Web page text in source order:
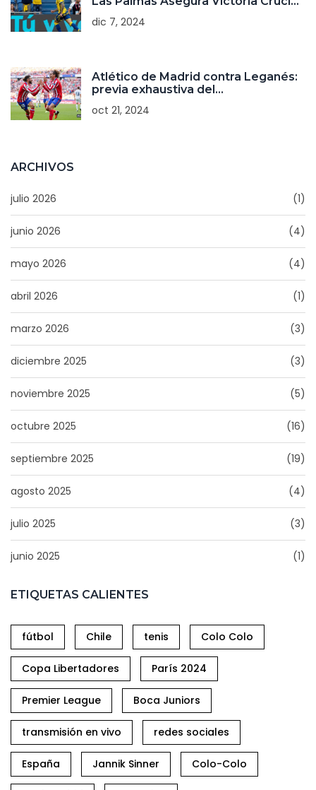
dic 7, 2024
Atlético de Madrid contra Leganés:
previa exhaustiva del
oct 21, 2024
ARCHIVOS
julio 2026 (1)
junio 2026 (4)
mayo 2026 (4)
abril 2026 (1)
marzo 2026 (3)
diciembre 2025 (3)
noviembre 2025 (5)
octubre 2025 (16)
septiembre 2025 (19)
agosto 2025 (4)
julio 2025 (3)
junio 2025 (1)
ETIQUETAS CALIENTES
fútbol Chile tenis Colo Colo
Copa Libertadores París 2024
Premier League Boca Juniors
transmisión en vivo redes sociales
España Jannik Sinner Colo-Colo